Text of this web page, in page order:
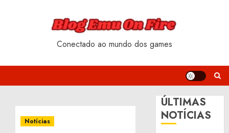
Conectado ao mundo dos games
Notícias
ÚLTIMAS
NOTÍCIAS